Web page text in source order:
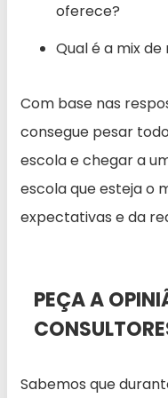
oferece?
Qual é a mix
Com base nas
consegue pesar
escola e chegar a
escola que esteja o
expectativas e da
PEÇA A
Sabemos que